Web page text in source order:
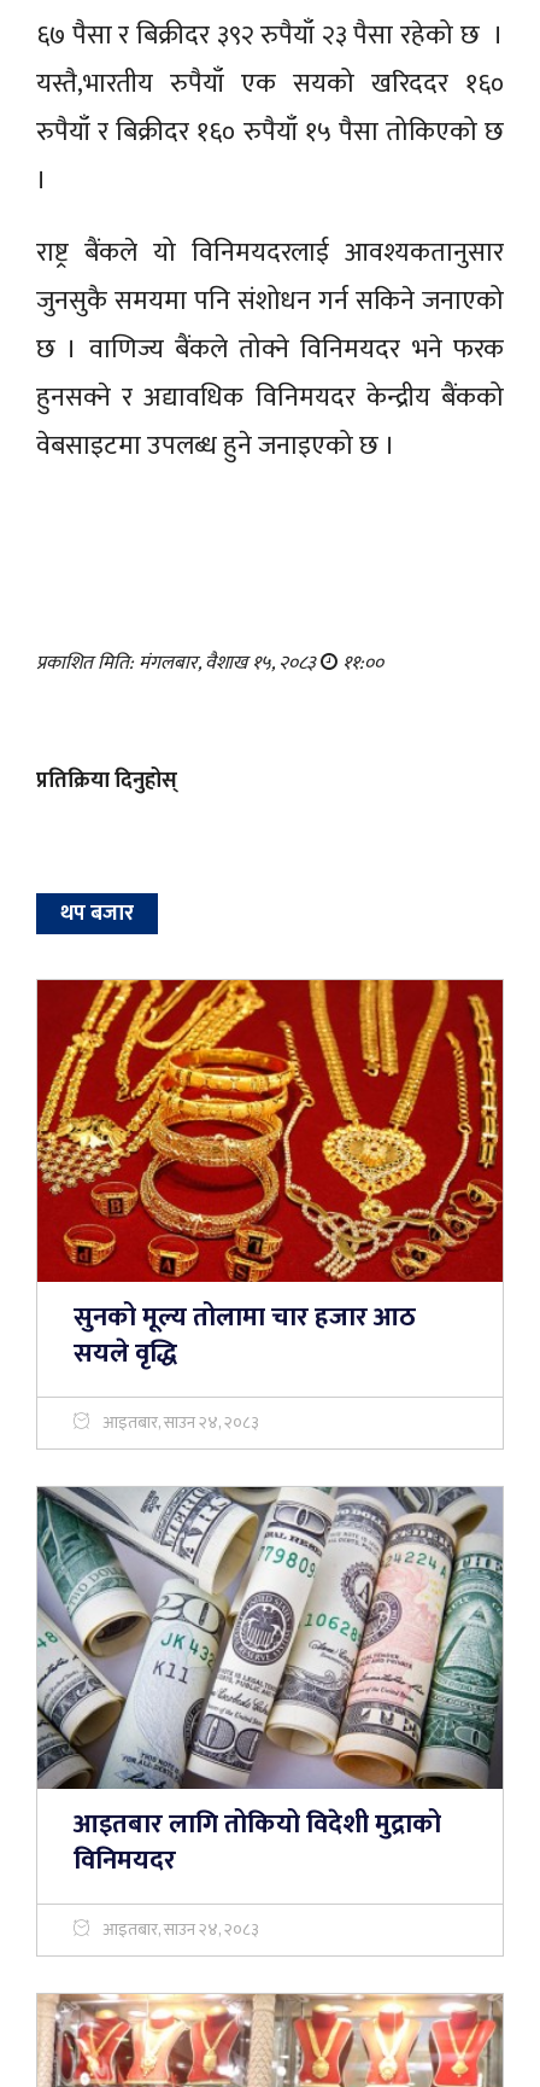
६७ पैसा र बिक्रीदर ३९२ रुपैयाँ २३ पैसा रहेको छ ।
यस्तै,भारतीय रुपैयाँ एक सयको खरिददर १६०
रुपैयाँ र बिक्रीदर १६० रुपैयाँ १५ पैसा तोकिएको छ
।
राष्ट्र बैंकले यो विनिमयदरलाई आवश्यकतानुसार
जुनसुकै समयमा पनि संशोधन गर्न सकिने जनाएको
छ । वाणिज्य बैंकले तोक्ने विनिमयदर भने फरक
हुनसक्ने र अद्यावधिक विनिमयदर केन्द्रीय बैंकको
वेबसाइटमा उपलब्ध हुने जनाइएको छ ।
प्रकाशित मिति: मंगलबार, वैशाख १५, २०८३ ११:००
प्रतिक्रिया दिनुहोस्
थप बजार
सुनको मूल्य तोलामा चार हजार आठ
सयले वृद्धि
आइतबार, साउन २४, २०८३
आइतबार लागि तोकियो विदेशी मुद्राको
विनिमयदर
आइतबार, साउन २४, २०८३